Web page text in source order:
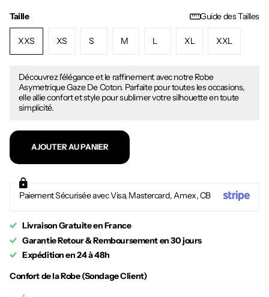
Taille Guide des Tailles
XXS XS S M L XL XXL
Découvrez l'élégance et le raffinement avec notre Robe
Asymetrique Gaze De Coton. Parfaite pour toutes les occasions,
elle allie confort et style pour sublimer votre silhouette en toute
simplicité.
AJOUTER AU PANIER
Paiement Sécurisée avec Visa, Mastercard, Amex, CB
Livraison Gratuite en France
Garantie Retour & Remboursement en 30 jours
Expédition en 24 à 48h
Confort de la Robe (Sondage Client)